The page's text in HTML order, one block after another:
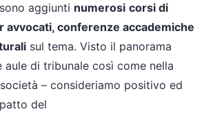
aggiunti numerosi corsi di
avvocati, conferenze accademiche
sul tema. Visto il panorama
aule di tribunale così come nella
– consideriamo positivo ed
del